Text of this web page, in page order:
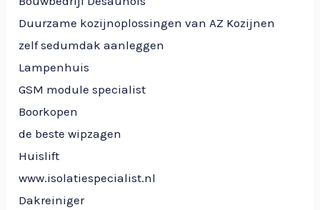
Duurzame kozijnoplossingen van AZ Kozijnen
zelf sedumdak aanleggen
Lampenhuis
GSM module specialist
Boorkopen
de beste wipzagen
Huislift
www.isolatiespecialist.nl
Dakreiniger